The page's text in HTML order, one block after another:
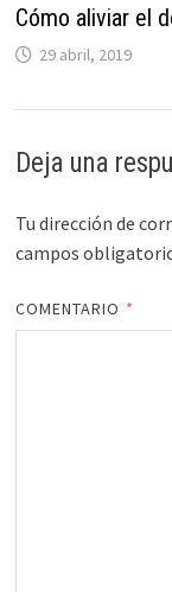
Cómo aliviar el
29 abril, 2019
Deja una
Tu dirección de
campos
COMENTARIO *